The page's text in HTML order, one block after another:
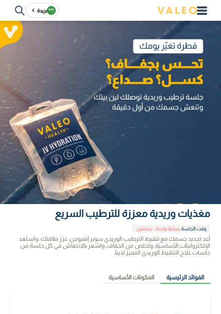
بريدة
مغذيات وريدية معززة للترطيب السريع
وقت الجلسة:ساعة واحدة - ساعتين
أعد تجديد جسمك مع تنقيط الترطيب الوريدي سوبر إنفيوجن. عزز طاقتك، واستعد
الإلكتروليتات الأساسية، وتخلص من الجفاف، واشعر بالانتعاش في كل جلسة من
جلسات علاج التنقيط الوريدي المميز لدينا.
الفوائد الرئيسية المكونات الأساسية